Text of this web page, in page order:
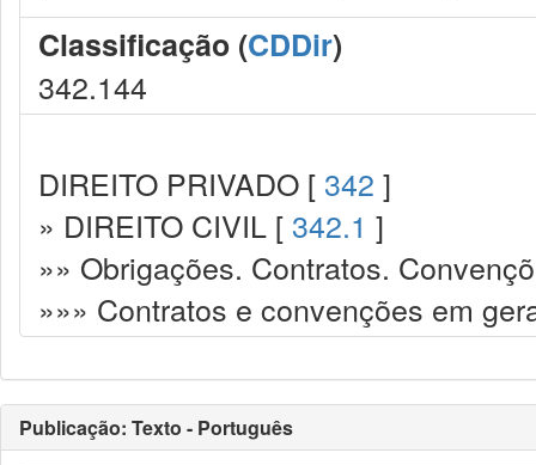
Classificação (CDDir)
342.144
DIREITO PRIVADO [ 342 ]
» DIREITO CIVIL [ 342.1 ]
»» Obrigações. Contratos.
»»» Contratos e convenções em
Publicação: Texto - Português